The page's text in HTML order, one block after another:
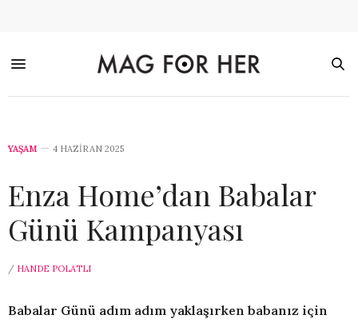
YAŞAM 4 HAZIRAN 2025
Enza Home’dan Babalar
Günü Kampanyası
/ HANDE POLATLI
Babalar Günü adım adım yaklaşırken babanız için